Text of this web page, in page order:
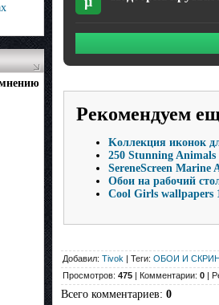
Рекомендуем
Kоллекция иконок
250 Stunning
SereneScreen Marine
Обои на рабочий
Cool Girls wallpapers
Добавил: Tivok | Теги: ОБОИ И
Просмотров: 475 | Комментарии: 0 |
Всего комментариев: 0